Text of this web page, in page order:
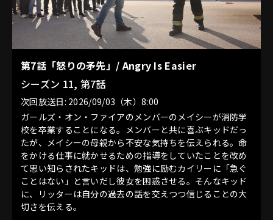
第7話「怒りの矛先」/ Angry Is Easier
シーズン 11, 第7話
次回放送日: 2026/09/03（木）8:00
ガールズ・オン・ファイアのメンバーのメイシーが消防学
校を卒業することになる。メンバーと共に喜ぶキッドだっ
たが、メイシーの母親から不安な気持ちを伝えられる。命
をかける仕事に就かせるための指導をしていたことを改め
て思い知らされたキッドは、勉強に励むカイリーに「急ぐ
ことはない」と言いだし彼女を困惑させる。そんなキッド
に、リッターは自分の過去の話を交えつつ信じることの大
切さを伝える。